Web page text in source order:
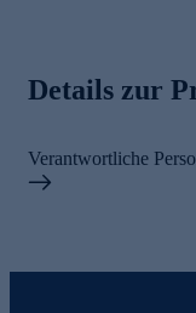
Details zur
Verantwortliche